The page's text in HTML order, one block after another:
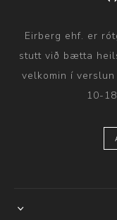
Eirberg ehf. er
stutt við bætta
velkomin í
10-